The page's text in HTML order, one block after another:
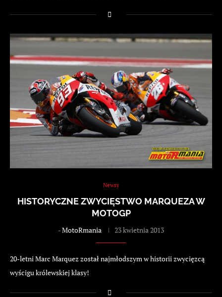
Newsy
HISTORYCZNE ZWYCIĘSTWO MARQUEZA W
MOTOGP
-MotoRmania 23 kwietnia 2013
20-letni Marc Marquez został najmłodszym w historii zwycięzcą
wyścigu królewskiej klasy!